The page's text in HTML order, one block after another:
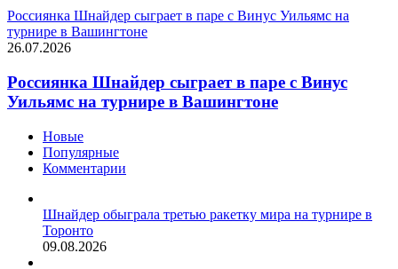
Россиянка Шнайдер сыграет в паре с Винус Уильямс на
турнире в Вашингтоне
26.07.2026
Россиянка Шнайдер сыграет в паре с Винус
Уильямс на турнире в Вашингтоне
Новые
Популярные
Комментарии
Шнайдер обыграла третью ракетку мира на турнире в
Торонто
09.08.2026